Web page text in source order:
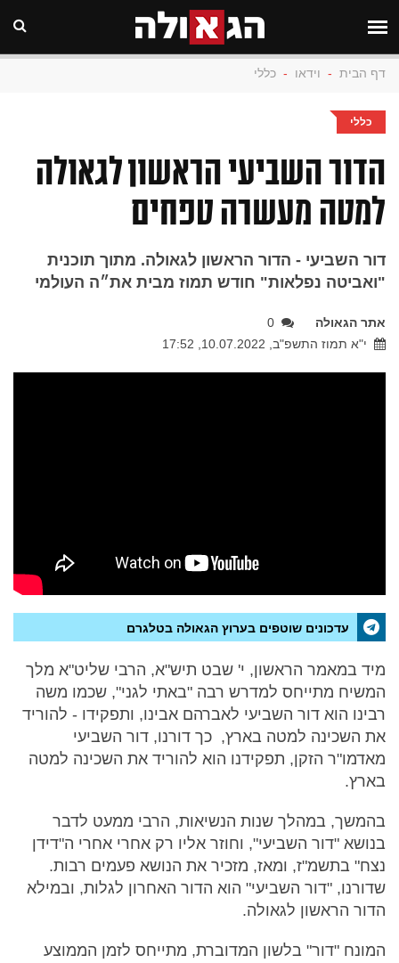
דף הבית - וידאו - כללי
כללי
הדור השביעי הראשון לגאולה
למטה מעשרה טפחים
דור השביעי - הדור הראשון לגאולה. מתוך תוכנית
"ואביטה נפלאות" חודש תמוז מבית את״ה העולמי
אתר הגאולה
0
י"א תמוז התשפ"ב, 10.07.2022, 17:52
עדכונים שוטפים בערוץ הגאולה בטלגרם
מיד במאמר הראשון, י' שבט תיש"א, הרבי שליט"א מלך
המשיח מתייחס למדרש רבה "באתי לגני", שכמו משה
רבינו הוא דור השביעי לאברהם אבינו, ותפקידו - להוריד
את השכינה למטה בארץ, כך דורנו, דור השביעי
מאדמו"ר הזקן, תפקידנו הוא להוריד את השכינה למטה
בארץ.
בהמשך, במהלך שנות הנשיאות, הרבי ממעט לדבר
בנושא "דור השביעי", וחוזר אליו רק אחרי אחרי ה"דידן
נצח" בתשמ"ז, ומאז, מזכיר את הנושא פעמים רבות.
שדורנו, "דור השביעי" הוא הדור האחרון לגלות, ובמילא
הדור הראשון לגאולה.
המונח "דור" בלשון המדוברת, מתייחס לזמן הממוצע